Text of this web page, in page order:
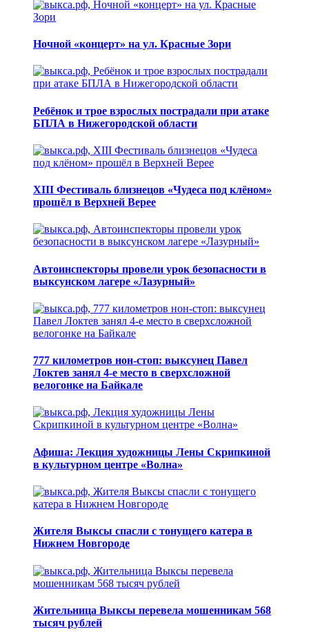
Ночной «концерт» на ул. Красные Зори
Ребёнок и трое взрослых пострадали при атаке
БПЛА в Нижегородской области
XIII Фестиваль близнецов «Чудеса под клёном»
прошёл в Верхней Верее
Автоинспекторы провели урок безопасности в
выксунском лагере «Лазурный»
777 километров нон-стоп: выксунец Павел
Локтев занял 4-е место в сверхсложной
велогонке на Байкале
Афиша: Лекция художницы Лены Скрипкиной
в культурном центре «Волна»
Жителя Выксы спасли с тонущего катера в
Нижнем Новгороде
Жительница Выксы перевела мошенникам 568
тысяч рублей